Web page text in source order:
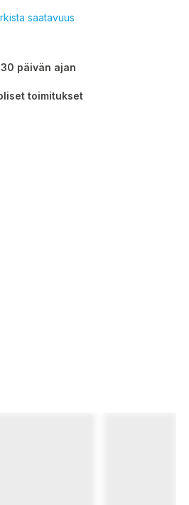
saatavuus
päivän ajan
toimitukset